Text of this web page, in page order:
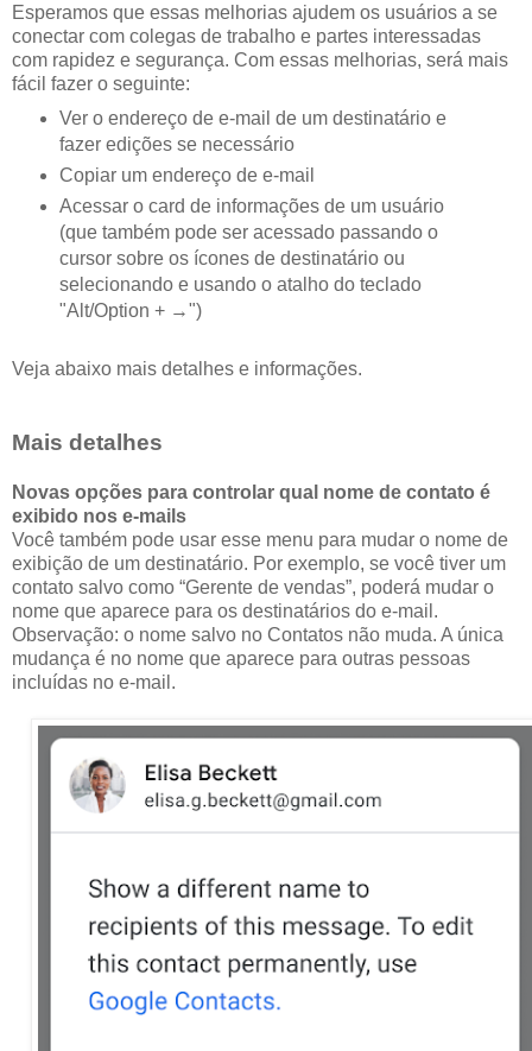
Esperamos que essas melhorias ajudem os usuários a se
conectar com colegas de trabalho e partes interessadas
com rapidez e segurança. Com essas melhorias, será mais
fácil fazer o seguinte:
Ver o endereço de e-mail de um destinatário e
fazer edições se necessário
Copiar um endereço de e-mail
Acessar o card de informações de um usuário
(que também pode ser acessado passando o
cursor sobre os ícones de destinatário ou
selecionando e usando o atalho do teclado
"Alt/Option + →")
Veja abaixo mais detalhes e informações.
Mais detalhes
Novas opções para controlar qual nome de contato é
exibido nos e-mails
Você também pode usar esse menu para mudar o nome de
exibição de um destinatário. Por exemplo, se você tiver um
contato salvo como “Gerente de vendas”, poderá mudar o
nome que aparece para os destinatários do e-mail.
Observação: o nome salvo no Contatos não muda. A única
mudança é no nome que aparece para outras pessoas
incluídas no e-mail.